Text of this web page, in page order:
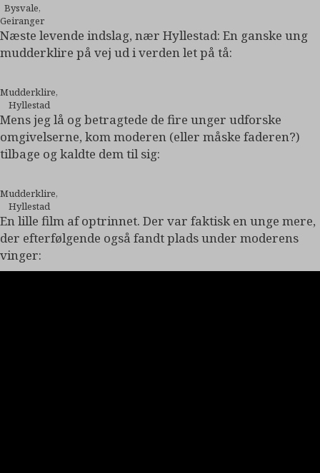
Bysvale,
Geiranger
Næste levende indslag, nær Hyllestad: En ganske ung
mudderklire på vej ud i verden let på tå:
Mudderklire,
Hyllestad
Mens jeg lå og betragtede de fire unger udforske
omgivelserne, kom moderen (eller måske faderen?)
tilbage og kaldte dem til sig:
Mudderklire,
Hyllestad
En lille film af optrinnet. Der var faktisk en unge mere,
der efterfølgende også fandt plads under moderens
vinger: